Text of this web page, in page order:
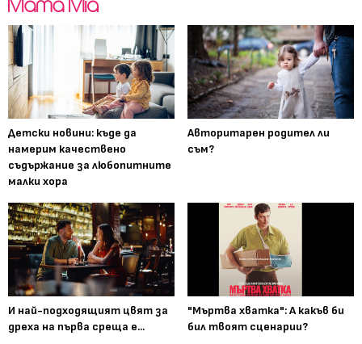
Детски новини: къде да
намерим качествено
съдържание за любопитните
малки хора
Авторитарен родител ли
съм?
И най-подходящият цвят за
дреха на първа среща е...
"Мъртва хватка": А какъв би
бил твоят сценарии?